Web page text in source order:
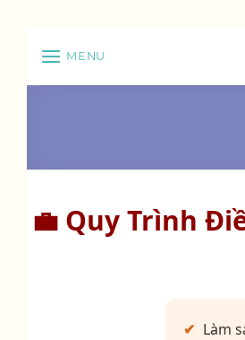
content
MENU
💼 Quy Trình
Làm